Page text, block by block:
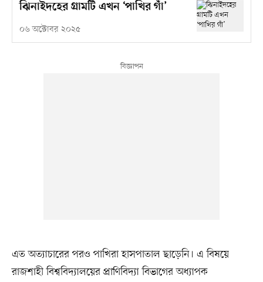
ঝিনাইদহের গ্রামটি এখন ‘পাখির গাঁ’
০৬ অক্টোবর ২০২৫
এত অত্যাচারের পরও পাখিরা হাসপাতাল ছাড়েনি। এ বিষয়ে
রাজশাহী বিশ্ববিদ্যালয়ের প্রাণিবিদ্যা বিভাগের অধ্যাপক